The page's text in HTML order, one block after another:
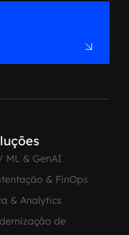
ML & GenAI
& FinOps
& Analytics
de